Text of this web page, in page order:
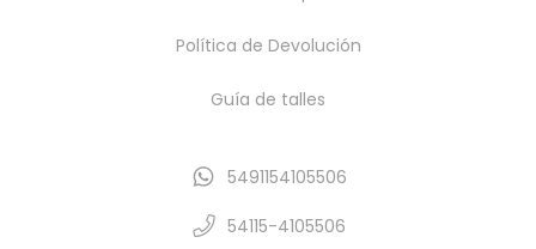
Política de Devolución
Guía de talles
5491154105506
54115-4105506